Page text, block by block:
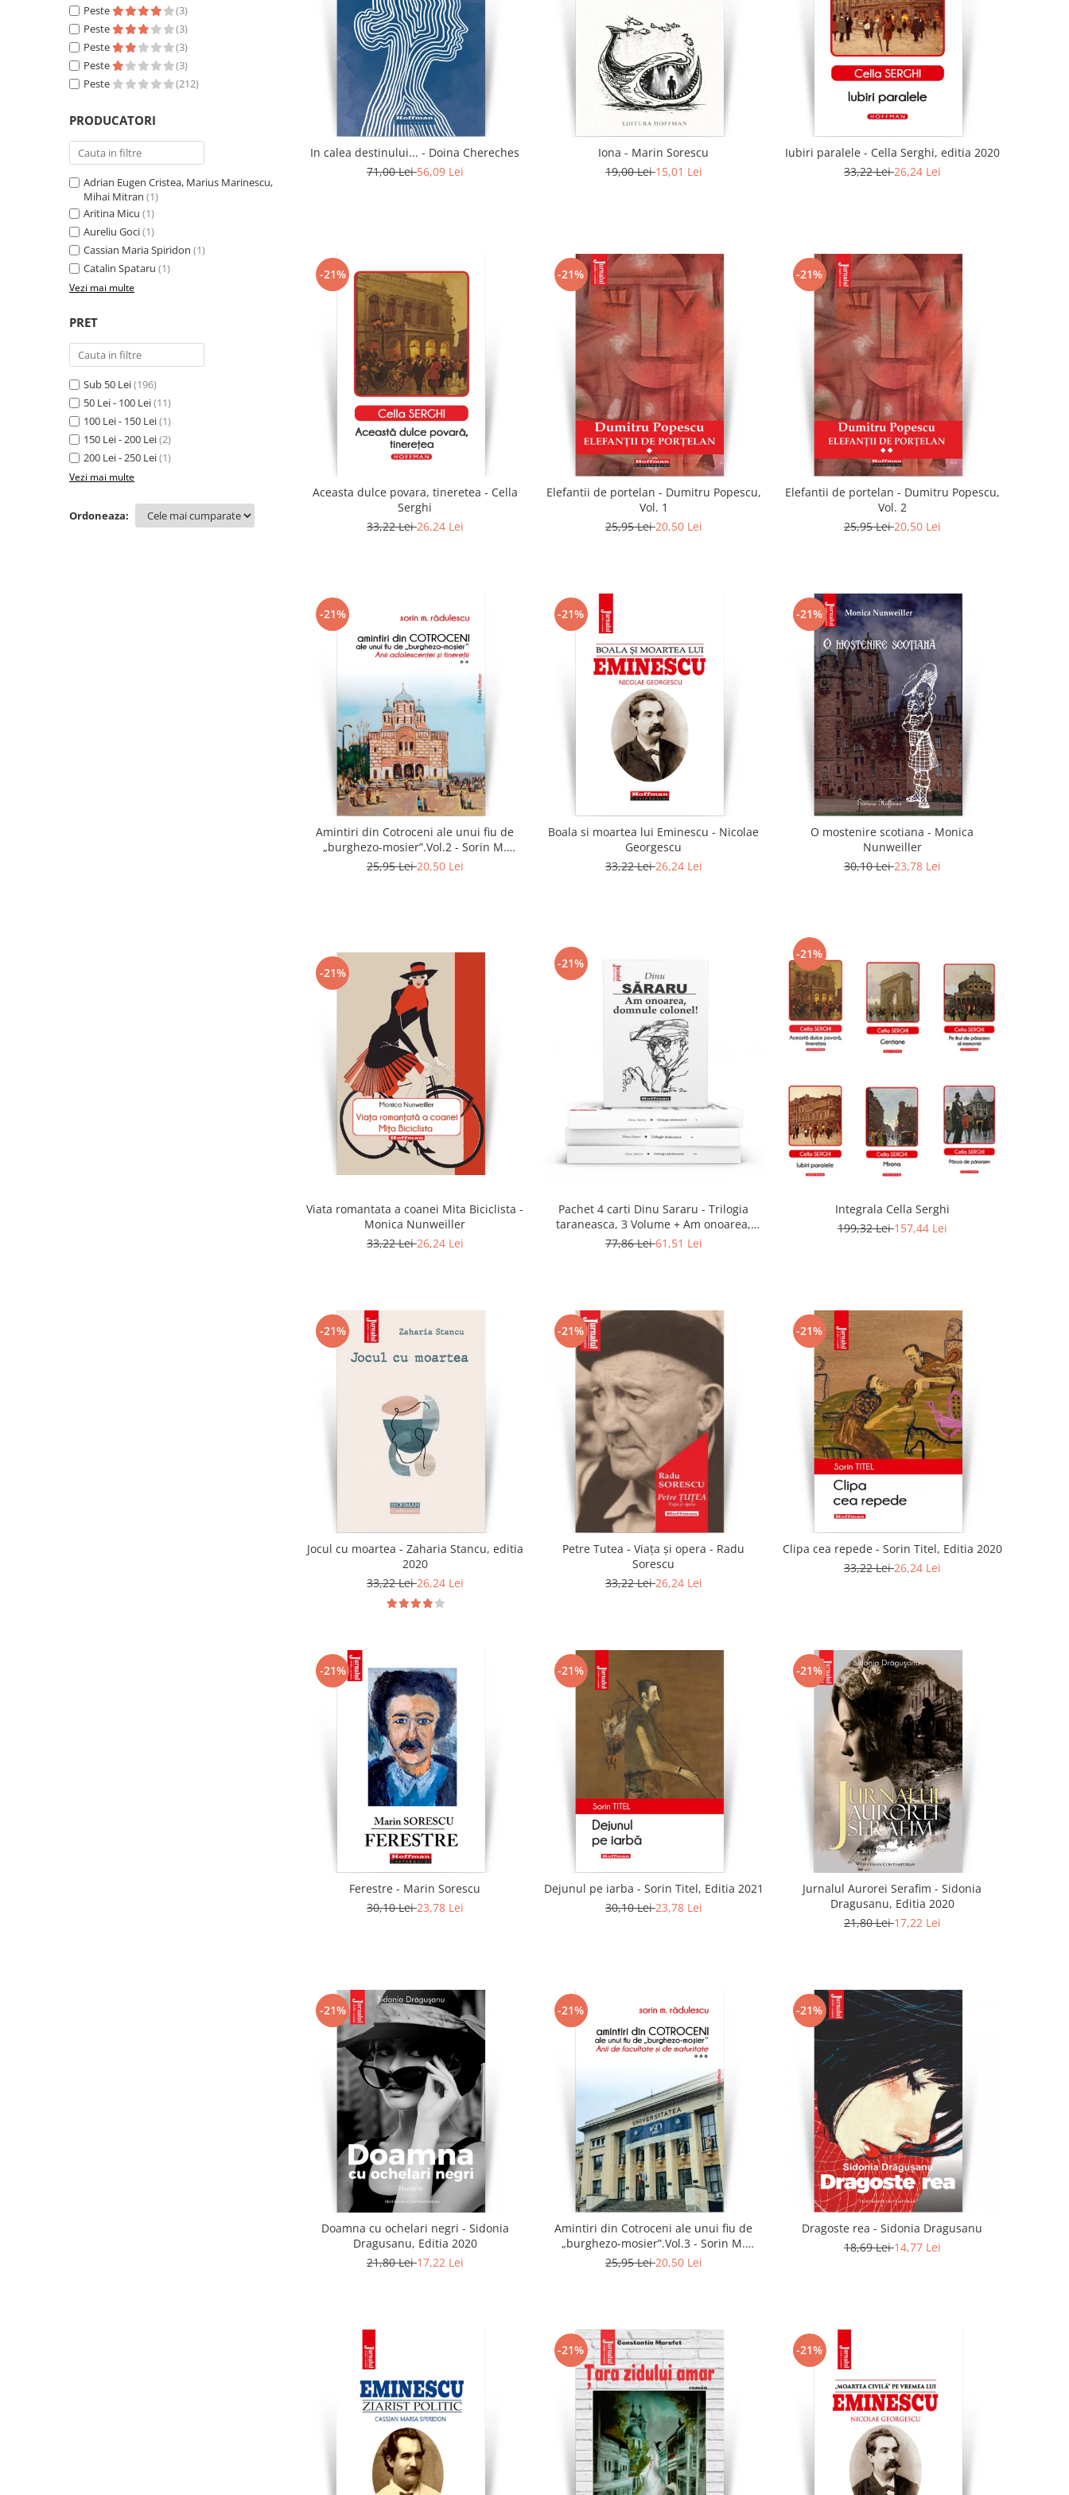
Contemporana
Non-fictiune
Publicistica / Reportaje / Interviuri
Stiinte umaniste
Sociologie si filozofie
Peste
(3)
Peste
(3)
Peste
(3)
Peste
(3)
Peste
(212)
PRODUCATORI
Adrian Eugen Cristea, Marius Marinescu,
Mihai Mitran (1)
Aritina Micu (1)
Aureliu Goci(1)
Cassian Maria Spiridon (1)
Catalin Spataru (1)
Vezi mai multe
PRET
Sub 50 Lei(196)
50 Lei - 100 Lei(11)
100 Lei - 150 Lei(1)
150 Lei - 200 Lei(2)
200 Lei - 250 Lei(1)
Vezi mai multe
Ordoneaza:
In calea destinului... - Doina Chereches
71,00 Lei56,09 Lei
Iona - Marin Sorescu
19,00 Lei15,01 Lei
Iubiri paralele - Cella Serghi, editia 2020
33,22 Lei26,24 Lei
-21%
Aceasta dulce povara, tineretea - Cella
Serghi
33,22 Lei26,24 Lei
-21%
Elefantii de portelan - Dumitru Popescu,
Vol. 1
25,95 Lei20,50 Lei
-21%
Elefantii de portelan - Dumitru Popescu,
Vol. 2
25,95 Lei20,50 Lei
-21%
Amintiri din Cotroceni ale unui fiu de
„burghezo-mosier”.Vol.2 - Sorin M.
Radulescu
25,95 Lei20,50 Lei
-21%
Boala si moartea lui Eminescu - Nicolae
Georgescu
33,22 Lei26,24 Lei
-21%
O mostenire scotiana - Monica
Nunweiller
30,10 Lei23,78 Lei
-21%
Viata romantata a coanei Mita Biciclista -
Monica Nunweiller
33,22 Lei26,24 Lei
-21%
Pachet 4 carti Dinu Sararu - Trilogia
taraneasca, 3 Volume + Am onoarea,
domnule colonel!
77,86 Lei61,51 Lei
-21%
Integrala Cella Serghi
199,32 Lei157,44 Lei
-21%
Jocul cu moartea - Zaharia Stancu, editia
2020
33,22 Lei26,24 Lei
-21%
Petre Tutea - Viaţa şi opera - Radu
Sorescu
33,22 Lei26,24 Lei
-21%
Clipa cea repede - Sorin Titel, Editia 2020
33,22 Lei26,24 Lei
-21%
Ferestre - Marin Sorescu
30,10 Lei23,78 Lei
-21%
Dejunul pe iarba - Sorin Titel, Editia 2021
30,10 Lei23,78 Lei
-21%
Jurnalul Aurorei Serafim - Sidonia
Dragusanu, Editia 2020
21,80 Lei17,22 Lei
-21%
Doamna cu ochelari negri - Sidonia
Dragusanu, Editia 2020
21,80 Lei17,22 Lei
-21%
Amintiri din Cotroceni ale unui fiu de
„burghezo-mosier”.Vol.3 - Sorin M.
Radulescu
25,95 Lei20,50 Lei
-21%
Dragoste rea - Sidonia Dragusanu
18,69 Lei14,77 Lei
-21% -21%